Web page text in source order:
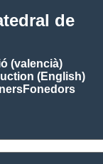
de
(valencià)
(English)
Fonedors